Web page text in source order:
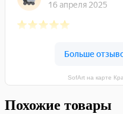
SofArt на карте
Похожие товары